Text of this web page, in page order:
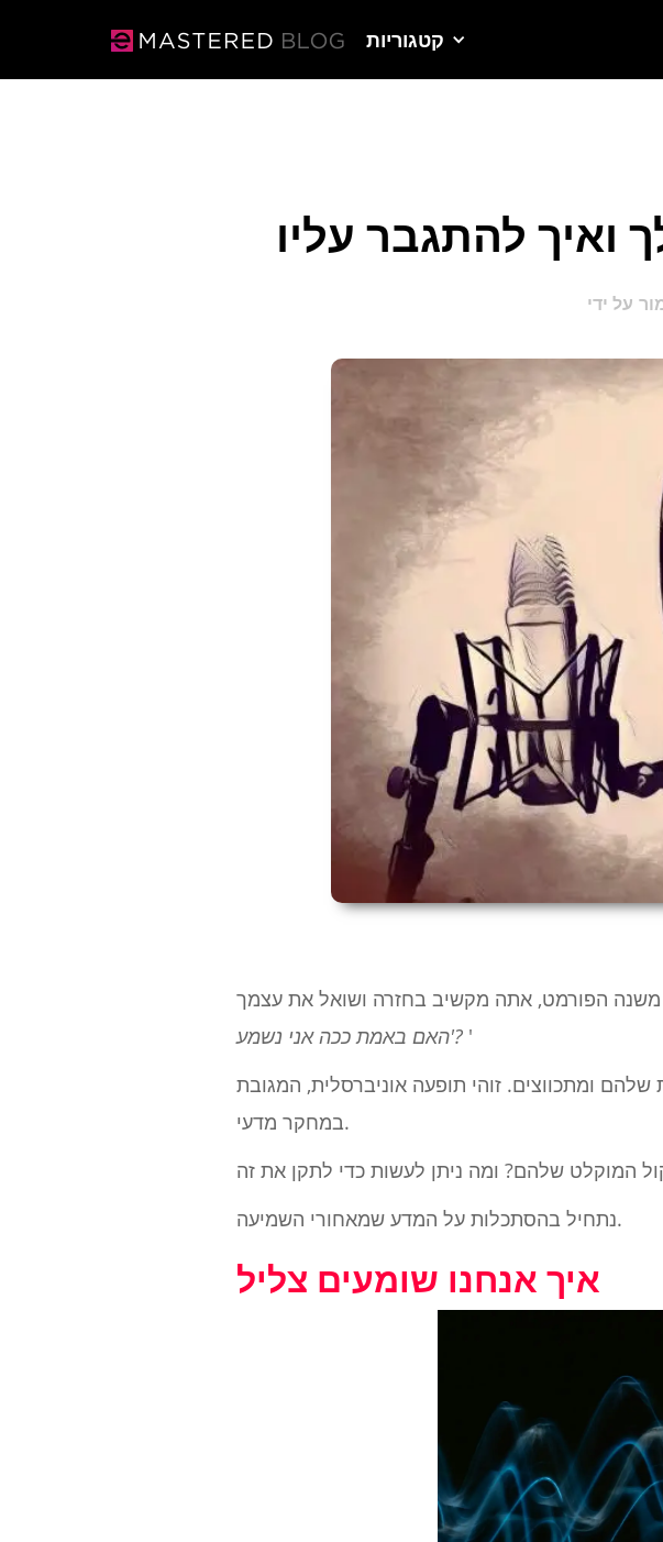
קטגוריות
להתגבר עליו
על ידי
משנה הפורמט, אתה מקשיב בחזרה ושואל את עצמך
'האם באמת ככה אני נשמע? '
ומתכווצים. זוהי תופעה אוניברסלית, המגובת
במחקר מדעי.
נתחיל בהסתכלות על המדע שמאחורי השמיעה.
איך אנחנו שומעים צליל